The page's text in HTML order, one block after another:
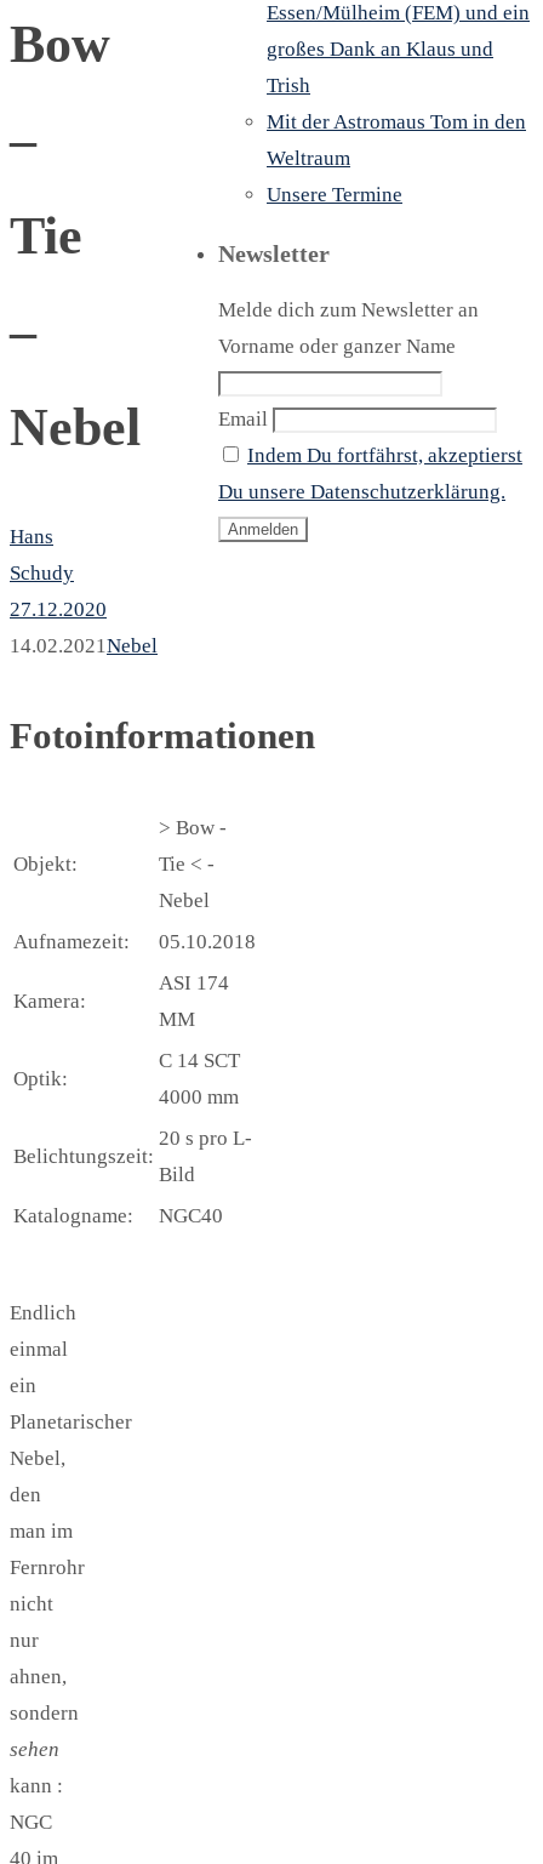
Bow
–
Tie
–
Nebel
Hans
Schudy
27.12.2020
14.02.2021Nebel
Fotoinformationen
Objekt:
> Bow -
Tie < -
Nebel
Aufnamezeit:
05.10.2018
Kamera:
ASI 174
MM
Optik:
C 14 SCT
4000 mm
Belichtungszeit:
20 s pro L-
Bild
Katalogname:
NGC40
Endlich
einmal
ein
Planetarischer
Nebel,
den
man im
Fernrohr
nicht
nur
ahnen,
sondern
sehen
kann :
NGC
40 im
Essen/Mülheim (FEM) und ein
großes Dank an Klaus und
Trish
Mit der Astromaus Tom in den
Weltraum
Unsere Termine
Newsletter
Melde dich zum Newsletter an
Vorname oder ganzer Name
Email
Indem Du fortfährst, akzeptierst
Du unsere Datenschutzerklärung.